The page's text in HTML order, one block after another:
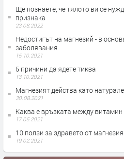
Ще познаете, че тялото ви се
признака
23.08.2022
Недостигът на магнезий - в
заболявания
15.10.2021
5 причини да ядете тиква
13.10.2021
Магнезият действа като
30.08.2021
Каква е връзката между витамин
17.05.2021
10 ползи за здравето от магнезия
19.02.2021